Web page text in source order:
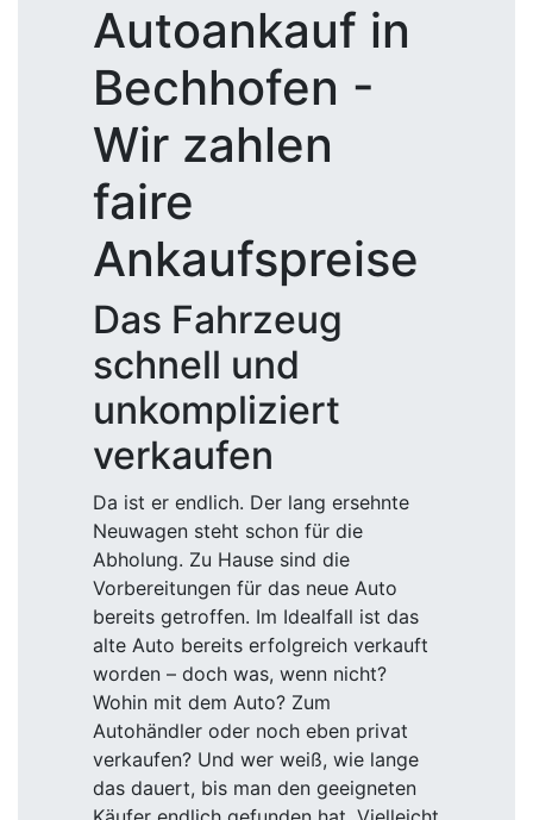
Autoankauf in
Bechhofen -
Wir zahlen
faire
Ankaufspreise
Das Fahrzeug
schnell und
unkompliziert
verkaufen
Da ist er endlich. Der lang ersehnte
Neuwagen steht schon für die
Abholung. Zu Hause sind die
Vorbereitungen für das neue Auto
bereits getroffen. Im Idealfall ist das
alte Auto bereits erfolgreich verkauft
worden – doch was, wenn nicht?
Wohin mit dem Auto? Zum
Autohändler oder noch eben privat
verkaufen? Und wer weiß, wie lange
das dauert, bis man den geeigneten